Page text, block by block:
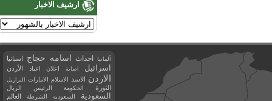
ارشيف الاخبار
ألمانيا احداث اسامه حجاج اسبانيا
اسرائيل اصابة اعلان اعياد الأردن
الاردن الاسد الاسلام الامارات البرازيل
الثورة الحكومة الرئيس الريال
السعودية السعوديه الشرطة العالم